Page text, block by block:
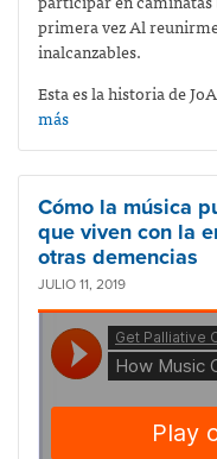
primera vez Al
inalcanzables.
Esta es la historia de
más
Cómo la música
que viven con la
otras demencias
JULIO 11, 2019